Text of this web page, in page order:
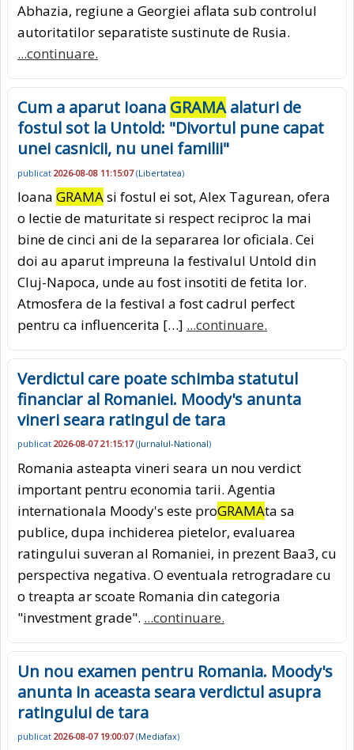
Abhazia, regiune a Georgiei aflata sub controlul
autoritatilor separatiste sustinute de Rusia.
...continuare.
Cum a aparut Ioana GRAMAalaturi de
fostul sot la Untold: "Divortul pune capat
unei casnicii, nu unei familii"
publicat 2026-08-08 11:15:07(Libertatea)
Ioana GRAMAsi fostul ei sot, Alex Tagurean, ofera
o lectie de maturitate si respect reciproc la mai
bine de cinci ani de la separarea lor oficiala. Cei
doi au aparut impreuna la festivalul Untold din
Cluj-Napoca, unde au fost insotiti de fetita lor.
Atmosfera de la festival a fost cadrul perfect
pentru ca influencerita […] ...continuare.
Verdictul care poate schimba statutul
financiar al Romaniei. Moody's anunta
vineri seara ratingul de tara
publicat 2026-08-07 21:15:17(Jurnalul-National)
Romania asteapta vineri seara un nou verdict
important pentru economia tarii. Agentia
internationala Moody's este proGRAMAta sa
publice, dupa inchiderea pietelor, evaluarea
ratingului suveran al Romaniei, in prezent Baa3, cu
perspectiva negativa. O eventuala retrogradare cu
o treapta ar scoate Romania din categoria
"investment grade". ...continuare.
Un nou examen pentru Romania. Moody's
anunta in aceasta seara verdictul asupra
ratingului de tara
publicat 2026-08-07 19:00:07(Mediafax)